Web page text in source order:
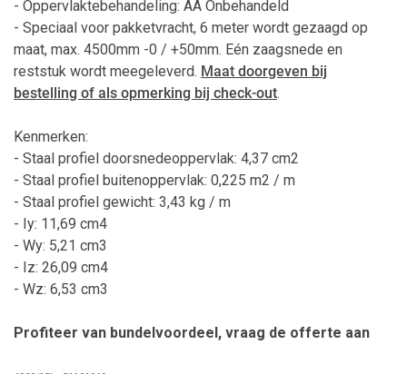
- Oppervlaktebehandeling: AA Onbehandeld
- Speciaal voor pakketvracht, 6 meter wordt gezaagd op
maat, max. 4500mm -0 / +50mm. Eén zaagsnede en
reststuk wordt meegeleverd. Maat doorgeven bij
bestelling of als opmerking bij check-out.
Kenmerken:
- Staal profiel doorsnedeoppervlak: 4,37 cm2
- Staal profiel buitenoppervlak: 0,225 m2 / m
- Staal profiel gewicht: 3,43 kg / m
- Iy: 11,69 cm4
- Wy: 5,21 cm3
- Iz: 26,09 cm4
- Wz: 6,53 cm3
Profiteer van bundelvoordeel, vraag de offerte aan